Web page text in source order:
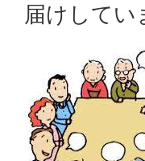
届けしてい